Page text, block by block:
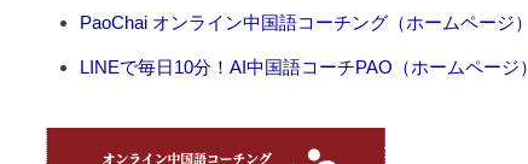
PaoChai オンライン中国語コーチング（ホームページ）
LINEで毎日10分！AI中国語コーチPAO（ホームページ）